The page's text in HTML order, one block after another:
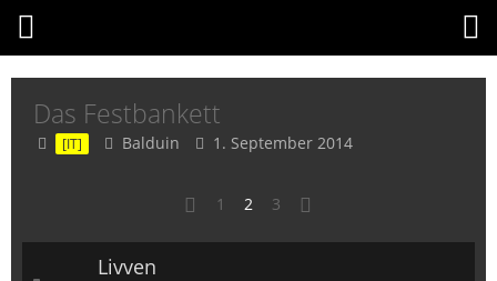
Das Festbankett
[IT] Balduin 1. September 2014
1 2 3
Livven